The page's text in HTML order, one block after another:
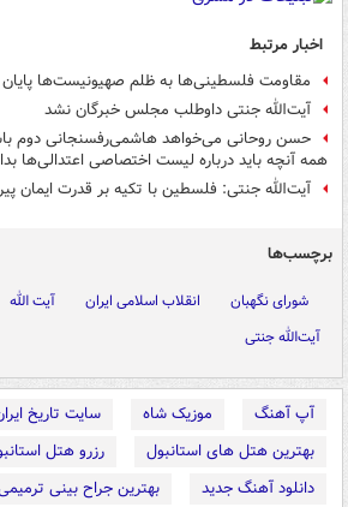
اخبار مرتبط
مقاومت فلسطینی‌ها به ظلم صهیونیست‌ها پایان
آیت‌الله جنتی داوطلب مجلس خبرگان نشد
حسن روحانی می‌خواهد هاشمی‌رفسنجانی دوم
همه آنچه باید درباره لیست اختصاصی اعتدالی‌ها
آیت‌الله جنتی: فلسطین با تکیه بر قدرت ایمان
برچسب‌ها
شورای نگهبان انقلاب اسلامی ایران آیت الله
آیت‌الله جنتی
آپ آهنگ موزیک شاه
سایت تاریخ
بهترین هتل های استانبول
رزرو هتل
دانلود آهنگ جدید
بهترین جراح بینی